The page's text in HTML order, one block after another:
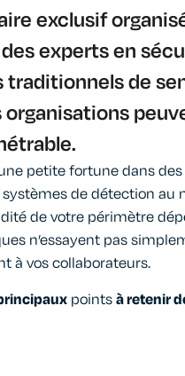
exclusif
experts en
traditionnels de
petite fortune dans
de détection
de votre périmètre
n’essayent pas
à vos collaborateurs.
pointsà retenir